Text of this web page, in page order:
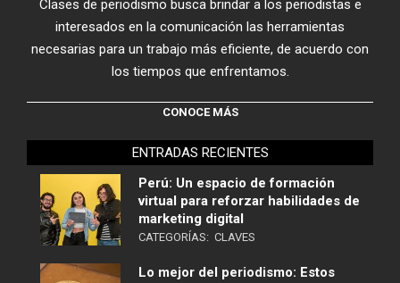
Clases de periodismo busca brindar a los periodistas e
interesados en la comunicación las herramientas
necesarias para un trabajo más eficiente, de acuerdo con
los tiempos que enfrentamos.
CONOCE MÁS
ENTRADAS RECIENTES
Perú: Un espacio de formación
virtual para reforzar habilidades de
marketing digital
CATEGORÍAS: CLAVES
Lo mejor del periodismo: Estos